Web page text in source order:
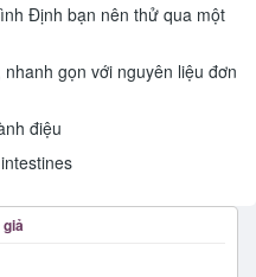
Định bạn nên thử qua một
gọn với nguyên liệu đơn
điệu
giả